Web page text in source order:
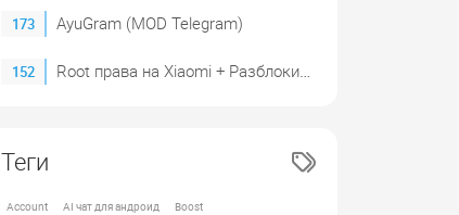
173 AyuGram (MOD Telegram)
152 Root права на Xiaomi + Разблокировка загрузчика (2023)
Теги
Account AI чат для андроид
Boost